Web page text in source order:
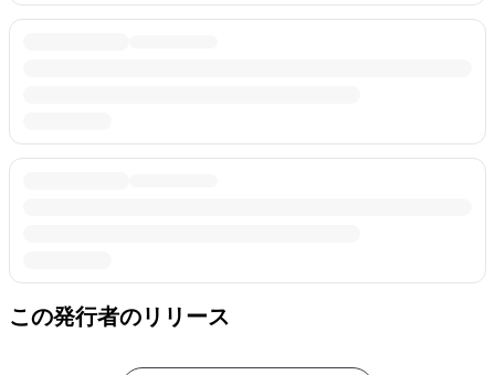
この発行者のリリース